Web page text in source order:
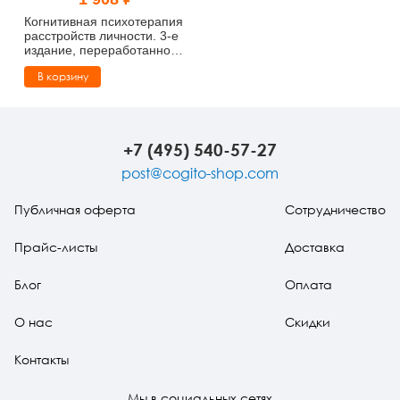
Тревожные расстройства, панические атаки
Психодрама
Сказкотерапия
Психология труда и эргономика
Психофизиология
Социальная и организационная психология
Учебная литература
Когнитивная психотерапия
расстройств личности. 3-е
издание, переработанное
и дополненное
В корзину
+7 (495) 540-57-27
post@cogito-shop.com
Публичная оферта
Прайс-листы
Блог
О нас
Контакты
Сотрудничество
Доставка
Оплата
Скидки